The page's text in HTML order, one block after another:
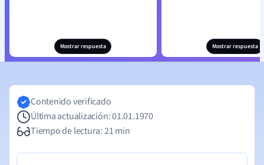
Mostrar respuesta Mostrar respuesta
Contenido verificado
Última actualización: 01.01.1970
Tiempo de lectura: 21 min